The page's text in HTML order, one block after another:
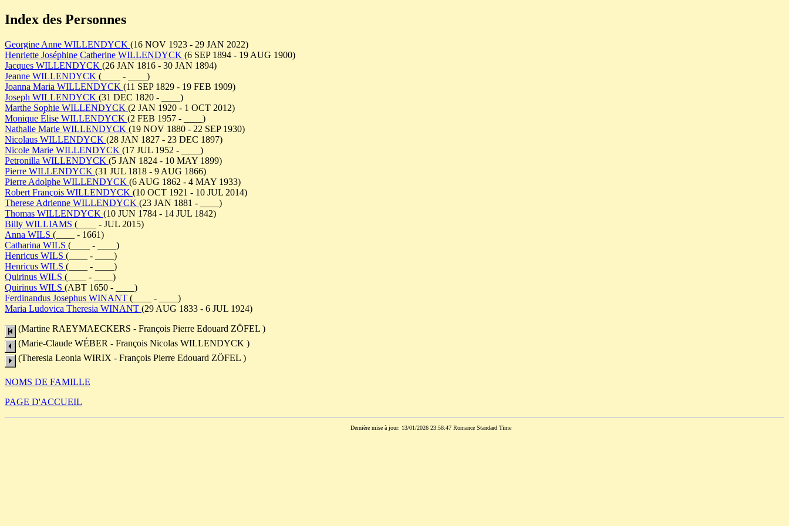
Index des Personnes
Georgine Anne WILLENDYCK (16 NOV 1923 - 29 JAN 2022)
Henriette Joséphine Catherine WILLENDYCK (6 SEP 1894 - 19 AUG 1900)
Jacques WILLENDYCK (26 JAN 1816 - 30 JAN 1894)
Jeanne WILLENDYCK (____ - ____)
Joanna Maria WILLENDYCK (11 SEP 1829 - 19 FEB 1909)
Joseph WILLENDYCK (31 DEC 1820 - ____)
Marthe Sophie WILLENDYCK (2 JAN 1920 - 1 OCT 2012)
Monique Élise WILLENDYCK (2 FEB 1957 - ____)
Nathalie Marie WILLENDYCK (19 NOV 1880 - 22 SEP 1930)
Nicolaus WILLENDYCK (28 JAN 1827 - 23 DEC 1897)
Nicole Marie WILLENDYCK (17 JUL 1952 - ____)
Petronilla WILLENDYCK (5 JAN 1824 - 10 MAY 1899)
Pierre WILLENDYCK (31 JUL 1818 - 9 AUG 1866)
Pierre Adolphe WILLENDYCK (6 AUG 1862 - 4 MAY 1933)
Robert François WILLENDYCK (10 OCT 1921 - 10 JUL 2014)
Therese Adrienne WILLENDYCK (23 JAN 1881 - ____)
Thomas WILLENDYCK (10 JUN 1784 - 14 JUL 1842)
Billy WILLIAMS (____ - JUL 2015)
Anna WILS (____ - 1661)
Catharina WILS (____ - ____)
Henricus WILS (____ - ____)
Henricus WILS (____ - ____)
Quirinus WILS (____ - ____)
Quirinus WILS (ABT 1650 - ____)
Ferdinandus Josephus WINANT (____ - ____)
Maria Ludovica Theresia WINANT (29 AUG 1833 - 6 JUL 1924)
(Martine RAEYMAECKERS - François Pierre Edouard ZÖFEL )
(Marie-Claude WÉBER - François Nicolas WILLENDYCK )
(Theresia Leonia WIRIX - François Pierre Edouard ZÖFEL )
NOMS DE FAMILLE
PAGE D'ACCUEIL
Dernière mise à jour: 13/01/2026 23:58:47 Romance Standard Time